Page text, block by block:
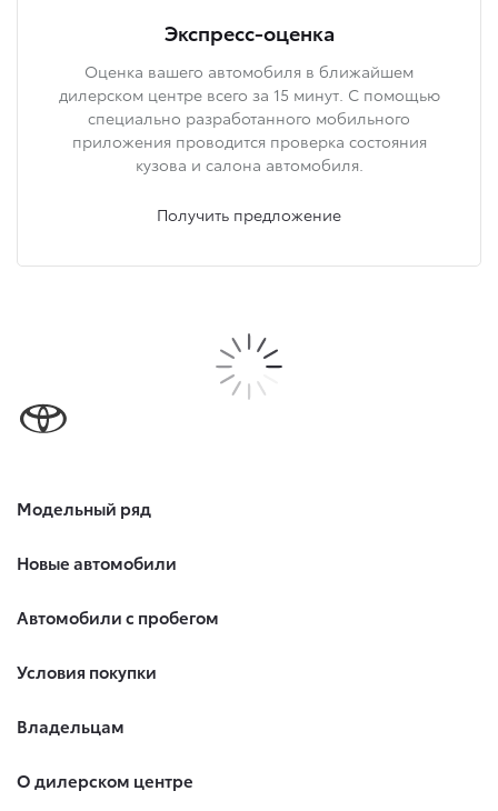
Экспресс-оценка
Оценка вашего автомобиля в ближайшем
дилерском центре всего за 15 минут. С помощью
специально разработанного мобильного
приложения проводится проверка состояния
кузова и салона автомобиля.
Получить предложение
Модельный ряд
Новые автомобили
Автомобили с пробегом
Условия покупки
Владельцам
О дилерском центре